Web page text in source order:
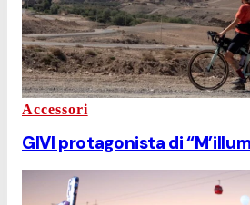
Accessori
GIVI protagonista di